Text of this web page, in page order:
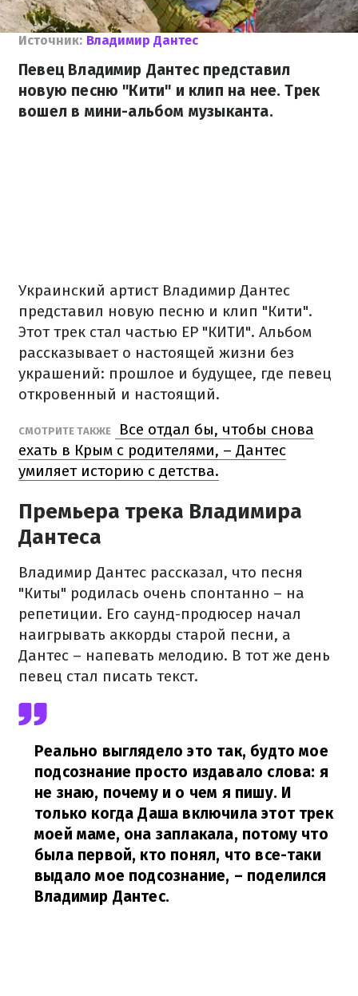
Источник: Владимир Дантес
Певец Владимир Дантес представил
новую песню "Кити" и клип на нее. Трек
вошел в мини-альбом музыканта.
Украинский артист Владимир Дантес
представил новую песню и клип "Кити".
Этот трек стал частью EP "КИТИ". Альбом
рассказывает о настоящей жизни без
украшений: прошлое и будущее, где певец
откровенный и настоящий.
СМОТРИТЕ ТАКЖЕ
Все отдал бы, чтобы снова
ехать в Крым с родителями, – Дантес
умиляет историю с детства.
Премьера трека Владимира
Дантеса
Владимир Дантес рассказал, что песня
"Киты" родилась очень спонтанно – на
репетиции. Его саунд-продюсер начал
наигрывать аккорды старой песни, а
Дантес – напевать мелодию. В тот же день
певец стал писать текст.
Реально выглядело это так, будто мое
подсознание просто издавало слова: я
не знаю, почему и о чем я пишу. И
только когда Даша включила этот трек
моей маме, она заплакала, потому что
была первой, кто понял, что все-таки
выдало мое подсознание, – поделился
Владимир Дантес.